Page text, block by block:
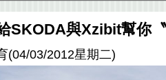
SKODA與Xzibit幫你
(04/03/2012星期二)